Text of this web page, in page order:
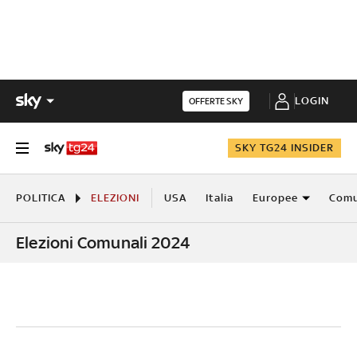
OFFERTE SKY LOGIN
SKY TG24 INSIDER
POLITICA ELEZIONI USA Italia Europee
Elezioni Comunali 2024